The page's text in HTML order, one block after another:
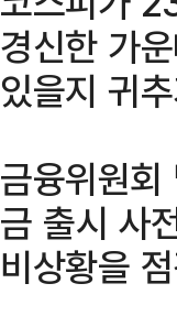
경신한 가
있을지 귀
금융위원
금 출시 사
비상황을